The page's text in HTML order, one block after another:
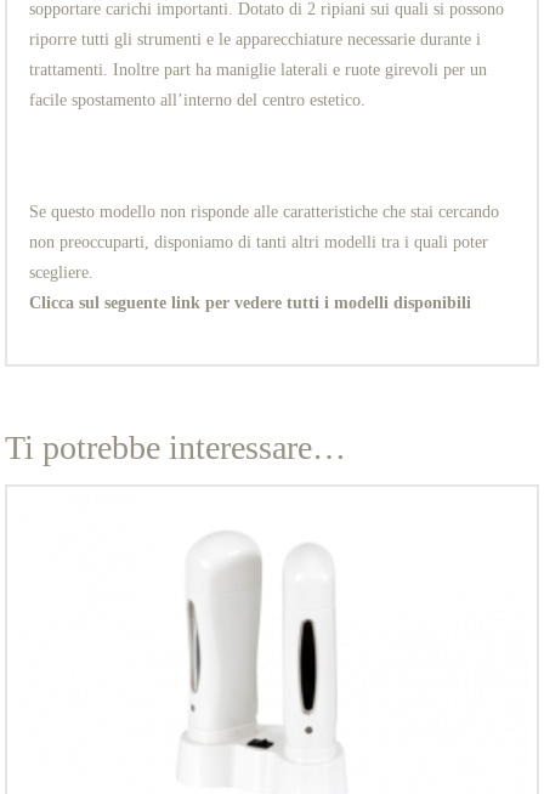
sopportare carichi importanti. Dotato di 2 ripiani sui quali si possono
riporre tutti gli strumenti e le apparecchiature necessarie durante i
trattamenti. Inoltre part ha maniglie laterali e ruote girevoli per un
facile spostamento all’interno del centro estetico.
Se questo modello non risponde alle caratteristiche che stai cercando
non preoccuparti, disponiamo di tanti altri modelli tra i quali poter
scegliere.
Clicca sul seguente link per vedere tutti i modelli disponibili
Ti potrebbe interessare…